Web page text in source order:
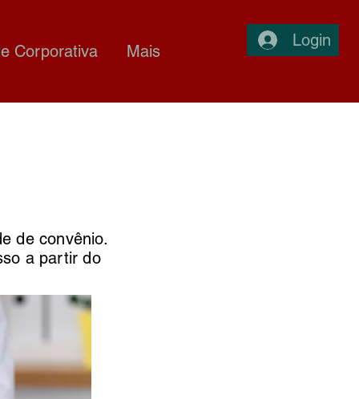
Corporativa Mais
Login
de convênio.
a partir do